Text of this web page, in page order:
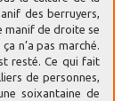
des berruyers,
manif de droite se
n’a pas marché.
resté. Ce qui fait
de personnes,
soixantaine de